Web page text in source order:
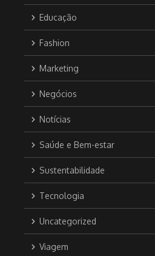
Educação
Fashion
Marketing
Negócios
Notícias
Saúde e Bem-estar
Sustentabilidade
Tecnologia
Uncategorized
Viagem